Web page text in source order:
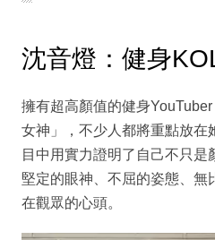
沈音燈：健身
擁有超高顏值的健身
女神」，不少人都將重點放在
目中用實力證明了自己不只
堅定的眼神、不屈的姿態、無
在觀眾的心頭。